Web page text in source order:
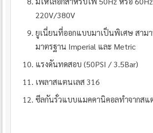
220V/380V
ยูเนี่ยนที่ออกแบบมาเป็นพิเศษ สามา
มาตรฐาน Imperial และ Metric
แรงดันทดสอบ (50PSI / 3.5Bar)
เพลาสแตนเลส 316
ซีลกันรั่วแบบแมคคานิคอลทำจากสแ